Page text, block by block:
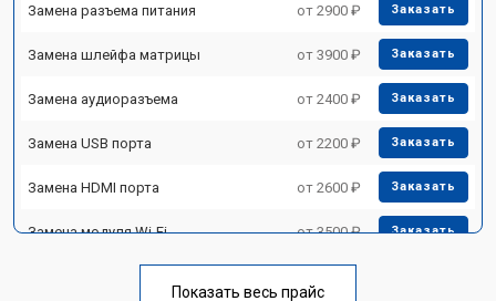
Замена разъема питания от 2900 ₽ Заказать
Замена шлейфа матрицы от 3900 ₽ Заказать
Замена аудиоразъема от 2400 ₽ Заказать
Замена USB порта от 2200 ₽ Заказать
Замена HDMI порта от 2600 ₽ Заказать
Замена модуля Wi-Fi от 3500 ₽ Заказать
Показать весь прайс